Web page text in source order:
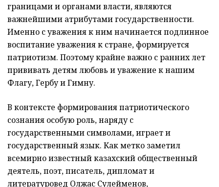
границами и органами власти, являются
важнейшими атрибутами государственности.
Именно с уважения к ним начинается подлинное
воспитание уважения к стране, формируется
патриотизм. Поэтому крайне важно с ранних лет
прививать детям любовь и уважение к нашим
Флагу, Гербу и Гимну.
В контексте формирования патриотического
сознания особую роль, наряду с
государственными символами, играет и
государственный язык. Как метко заметил
всемирно известный казахский общественный
деятель, поэт, писатель, дипломат и
литературовед Олжас Сулейменов,